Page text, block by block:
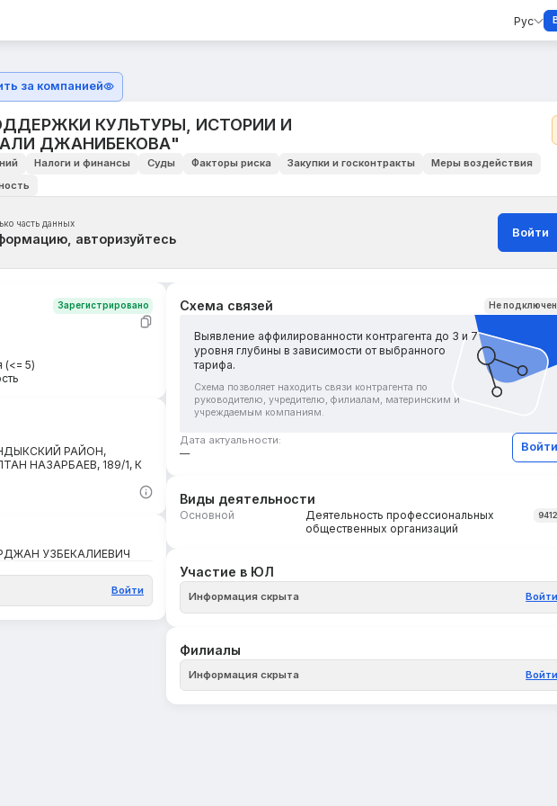
Рус
за компанией
КУЛЬТУРЫ, ИСТОРИИ И
ДЖАНИБЕКОВА"
Налоги и финансы Суды Факторы риска Закупки и госконтракты
Меры воздействия
часть данных
авторизуйтесь Войти
Зарегистрировано
(<= 5)
РАЙОН,
НАЗАРБАЕВ, 189/1, К
УЗБЕКАЛИЕВИЧ
Войти
Схема связей Не
Выявление аффилированности контрагента до 3 и 7
уровня глубины в зависимости от выбранного
тарифа.
Схема позволяет находить связи контрагента по
руководителю, учредителю, филиалам, материнским и
учреждаемым компаниям.
Дата актуальности:
—
Войти
Виды деятельности
Основной
Деятельность профессиональных
общественных организаций
Участие в ЮЛ
Информация скрыта Войти
Филиалы
Информация скрыта Войти